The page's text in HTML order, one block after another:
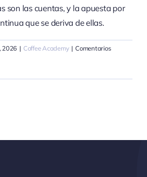
son las cuentas, y la apuesta por
que se deriva de ellas.
2026 | Coffee Academy | Comentarios